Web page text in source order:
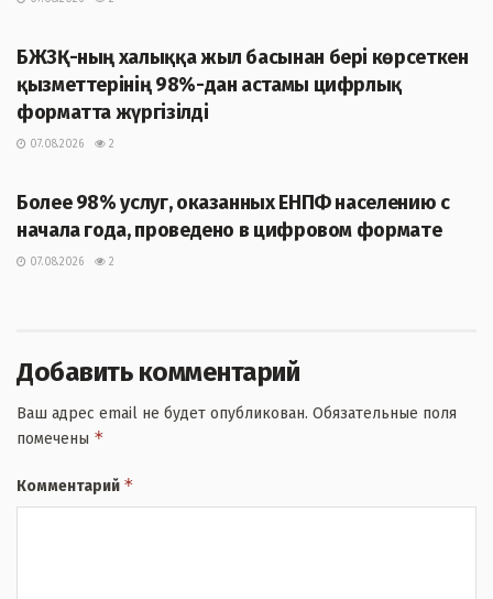
БЖЗҚ-ның халыққа жыл басынан бері көрсеткен
қызметтерінің 98%-дан астамы цифрлық
форматта жүргізілді
07.08.2026
2
Более 98% услуг, оказанных ЕНПФ населению с
начала года, проведено в цифровом формате
07.08.2026 2
Добавить комментарий
Ваш адрес email не будет опубликован. Обязательные поля
помечены *
Комментарий *